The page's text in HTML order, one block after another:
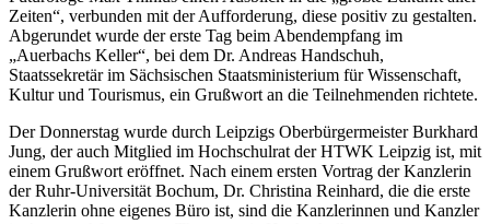
Zeiten“, verbunden mit der Aufforderung, diese positiv zu gestalten.
Abgerundet wurde der erste Tag beim Abendempfang im
„Auerbachs Keller“, bei dem Dr. Andreas Handschuh,
Staatssekretär im Sächsischen Staatsministerium für Wissenschaft,
Kultur und Tourismus, ein Grußwort an die Teilnehmenden richtete.
Der Donnerstag wurde durch Leipzigs Oberbürgermeister Burkhard
Jung, der auch Mitglied im Hochschulrat der HTWK Leipzig ist, mit
einem Grußwort eröffnet. Nach einem ersten Vortrag der Kanzlerin
der Ruhr-Universität Bochum, Dr. Christina Reinhard, die die erste
Kanzlerin ohne eigenes Büro ist, sind die Kanzlerinnen und Kanzler